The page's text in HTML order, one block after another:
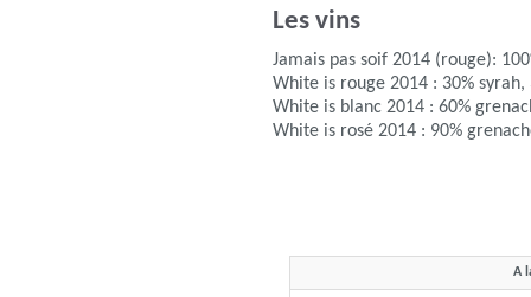
Les vins
Jamais pas soif 2014 (rouge):
White is rouge 2014 : 30%
White is blanc 2014 : 60%
White is rosé 2014 : 90%
A